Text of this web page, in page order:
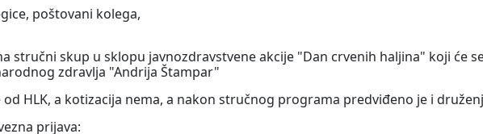
poštovani kolega,
stručni skup u sklopu javnozdravstvene akcije "Dan crvenih haljina" koji će
zdravlja "Andrija Štampar"
od HLK, a kotizacija nema, a nakon stručnog programa predviđeno je i
prijava: